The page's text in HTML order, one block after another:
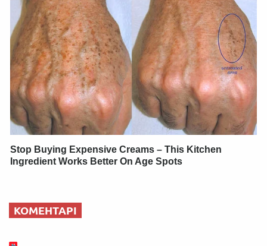
Stop Buying Expensive Creams – This Kitchen
Ingredient Works Better On Age Spots
КОМЕНТАРІ